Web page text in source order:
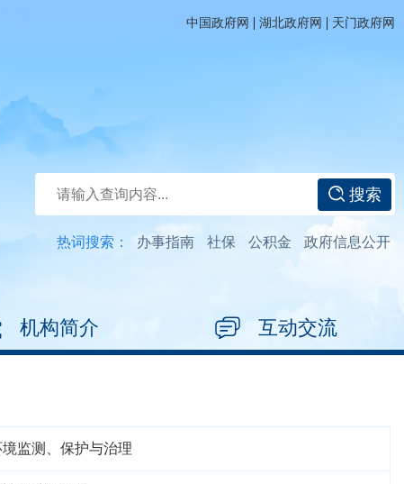
中国政府网 | 湖北政府网 | 天门政府网
搜索
热词搜索： 办事指南 社保 公积金 政府信息公开
机构简介 互动交流
境监测、保护与治理